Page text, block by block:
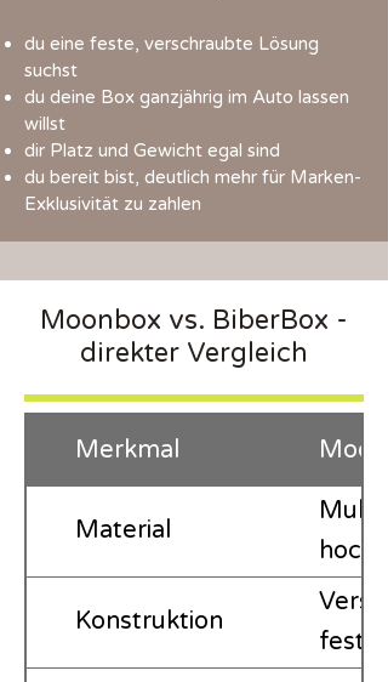
du eine feste, verschraubte Lösung
suchst
du deine Box ganzjährig im Auto lassen
willst
dir Platz und Gewicht egal sind
​du bereit bist, deutlich mehr für Marken-
Exklusivität zu zahlen
Moonbox vs. BiberBox -
direkter Vergleich
Merkmal
Material
Konstruktion
feste